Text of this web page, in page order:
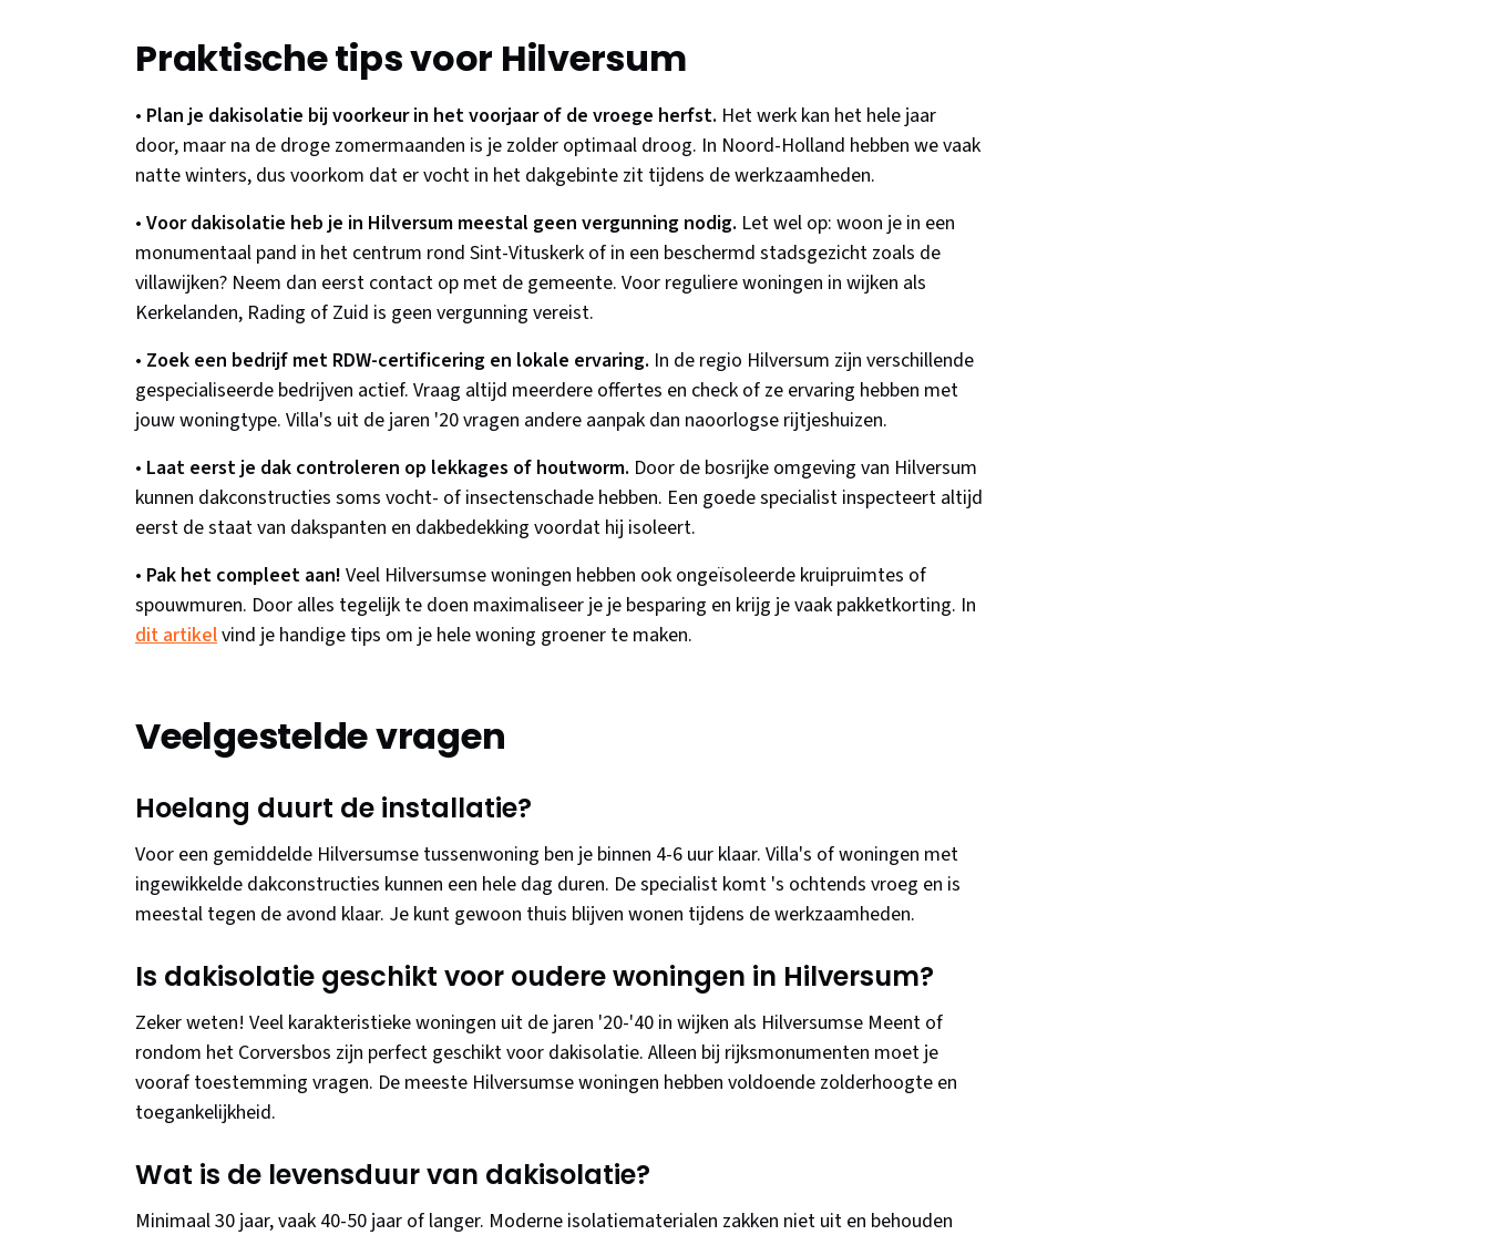
Praktische tips voor Hilversum
• Plan je dakisolatie bij voorkeur in het voorjaar of de vroege herfst. Het werk kan het hele jaar
door, maar na de droge zomermaanden is je zolder optimaal droog. In Noord-Holland hebben we vaak
natte winters, dus voorkom dat er vocht in het dakgebinte zit tijdens de werkzaamheden.
• Voor dakisolatie heb je in Hilversum meestal geen vergunning nodig. Let wel op: woon je in een
monumentaal pand in het centrum rond Sint-Vituskerk of in een beschermd stadsgezicht zoals de
villawijken? Neem dan eerst contact op met de gemeente. Voor reguliere woningen in wijken als
Kerkelanden, Rading of Zuid is geen vergunning vereist.
• Zoek een bedrijf met RDW-certificering en lokale ervaring. In de regio Hilversum zijn verschillende
gespecialiseerde bedrijven actief. Vraag altijd meerdere offertes en check of ze ervaring hebben met
jouw woningtype. Villa's uit de jaren '20 vragen andere aanpak dan naoorlogse rijtjeshuizen.
• Laat eerst je dak controleren op lekkages of houtworm. Door de bosrijke omgeving van Hilversum
kunnen dakconstructies soms vocht- of insectenschade hebben. Een goede specialist inspecteert altijd
eerst de staat van dakspanten en dakbedekking voordat hij isoleert.
• Pak het compleet aan! Veel Hilversumse woningen hebben ook ongeïsoleerde kruipruimtes of
spouwmuren. Door alles tegelijk te doen maximaliseer je je besparing en krijg je vaak pakketkorting. In
dit artikelvind je handige tips om je hele woning groener te maken.
Veelgestelde vragen
Hoelang duurt de installatie?
Voor een gemiddelde Hilversumse tussenwoning ben je binnen 4-6 uur klaar. Villa's of woningen met
ingewikkelde dakconstructies kunnen een hele dag duren. De specialist komt 's ochtends vroeg en is
meestal tegen de avond klaar. Je kunt gewoon thuis blijven wonen tijdens de werkzaamheden.
Is dakisolatie geschikt voor oudere woningen in Hilversum?
Zeker weten! Veel karakteristieke woningen uit de jaren '20-'40 in wijken als Hilversumse Meent of
rondom het Corversbos zijn perfect geschikt voor dakisolatie. Alleen bij rijksmonumenten moet je
vooraf toestemming vragen. De meeste Hilversumse woningen hebben voldoende zolderhoogte en
toegankelijkheid.
Wat is de levensduur van dakisolatie?
Minimaal 30 jaar, vaak 40-50 jaar of langer. Moderne isolatiematerialen zakken niet uit en behouden